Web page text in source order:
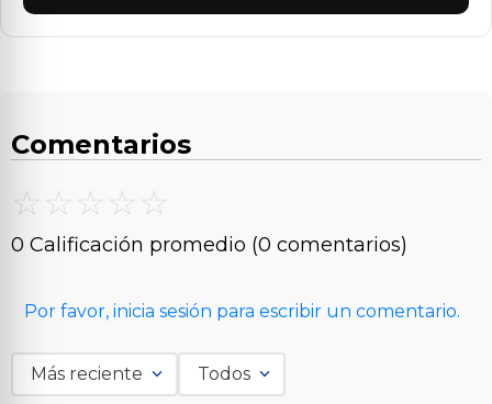
Comentarios
☆ ☆ ☆ ☆ ☆
0 Calificación promedio (0 comentarios)
Por favor, inicia sesión para escribir un comentario.
Más reciente Todos